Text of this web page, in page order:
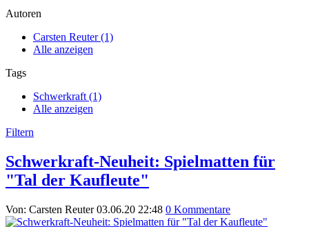
Autoren
Carsten Reuter (1)
Alle anzeigen
Tags
Schwerkraft (1)
Alle anzeigen
Filtern
Schwerkraft-Neuheit: Spielmatten für
"Tal der Kaufleute"
Von: Carsten Reuter 03.06.20 22:48 0 Kommentare